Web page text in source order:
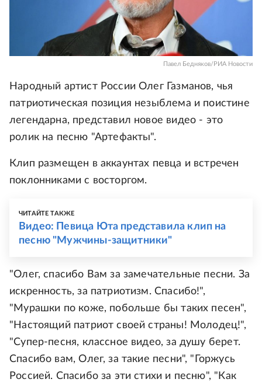
Павел Бедняков/РИА Новости
Народный артист России Олег Газманов, чья
патриотическая позиция незыблема и поистине
легендарна, представил новое видео - это
ролик на песню "Артефакты".
Клип размещен в аккаунтах певца и встречен
поклонниками с восторгом.
ЧИТАЙТЕ ТАКЖЕ
Видео: Певица Юта представила клип на
песню "Мужчины-защитники"
"Олег, спасибо Вам за замечательные песни. За
искренность, за патриотизм. Спасибо!",
"Мурашки по коже, побольше бы таких песен",
"Настоящий патриот своей страны! Молодец!",
"Супер-песня, классное видео, за душу берет.
Спасибо вам, Олег, за такие песни", "Горжусь
Россией. Спасибо за эти стихи и песню", "Как